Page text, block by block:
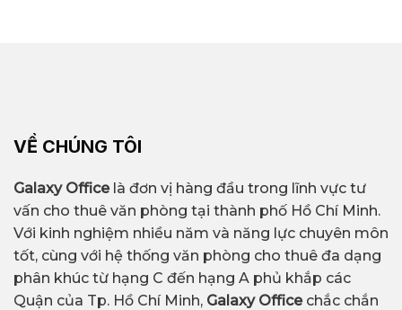
VỀ CHÚNG TÔI
Galaxy Officelà đơn vị hàng đầu trong lĩnh vực tư
vấn cho thuê văn phòng tại thành phố Hồ Chí Minh.
Với kinh nghiệm nhiều năm và năng lực chuyên môn
tốt, cùng với hệ thống văn phòng cho thuê đa dạng
phân khúc từ hạng C đến hạng A phủ khắp các
Quận của Tp. Hồ Chí Minh, Galaxy Office chắc chắn